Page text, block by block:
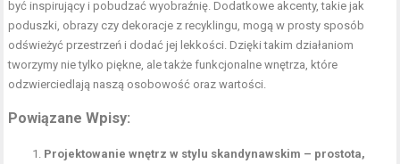
być inspirujący i pobudzać wyobraźnię. Dodatkowe akcenty, takie jak
poduszki, obrazy czy dekoracje z recyklingu, mogą w prosty sposób
odświeżyć przestrzeń i dodać jej lekkości. Dzięki takim działaniom
tworzymy nie tylko piękne, ale także funkcjonalne wnętrza, które
odzwierciedlają naszą osobowość oraz wartości.
Powiązane Wpisy:
Projektowanie wnętrz w stylu skandynawskim – prostota,